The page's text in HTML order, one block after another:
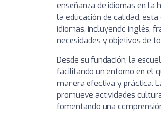
enseñanza de idiomas en la
la educación de calidad,
idiomas, incluyendo inglés,
necesidades y objetivos de
Desde su fundación, la
facilitando un entorno en el
manera efectiva y práctica.
promueve actividades
fomentando una